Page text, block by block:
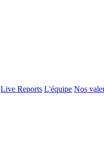
Live Reports L'équipe Nos